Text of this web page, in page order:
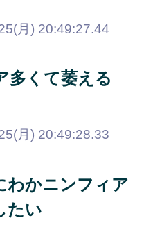
月) 20:49:27.44
多くて萎える
月) 20:49:28.33
わかニンフィア
たい